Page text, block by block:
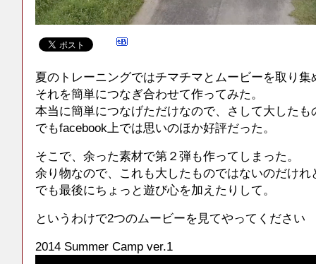
夏のトレーニングではチマチマとムービーを取り集
それを簡単につなぎ合わせて作ってみた。
本当に簡単につなげただけなので、さして大したも
でもfacebook上では思いのほか好評だった。
そこで、余った素材で第２弾も作ってしまった。
余り物なので、これも大したものではないのだけれ
でも最後にちょっと遊び心を加えたりして。
というわけで2つのムービーを見てやってください
2014 Summer Camp ver.1